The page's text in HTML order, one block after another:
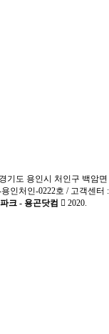
기도 용인시 처인구 백암
인처인-0222호 / 고객센
크 - 용곤닷컴 2020.